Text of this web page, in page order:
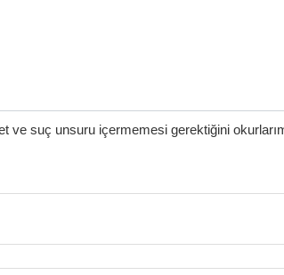
ve suç unsuru içermemesi gerektiğini